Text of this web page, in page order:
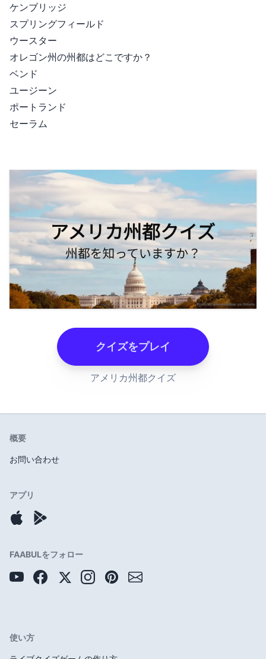
ケンブリッジ
スプリングフィールド
ウースター
オレゴン州の州都はどこですか？
ベンド
ユージーン
ポートランド
セーラム
クイズをプレイ
アメリカ州都クイズ
概要
お問い合わせ
アプリ
FAABULをフォロー
使い方